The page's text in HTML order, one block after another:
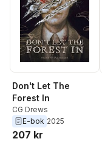
Don't Let The
Forest In
CG Drews
E-bok 2025
207 kr